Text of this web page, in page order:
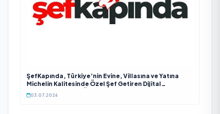
ŞefKapında, Türkiye’nin Evine, Villasına ve Yatına
Michelin Kalitesinde Özel Şef Getiren Dijital
Platformu Olarak Öne Çıkıyor
03.07.2026